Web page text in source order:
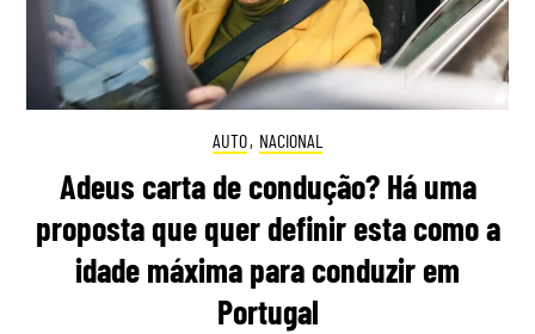
AUTO, NACIONAL
Adeus carta de condução? Há uma
proposta que quer definir esta como a
idade máxima para conduzir em
Portugal